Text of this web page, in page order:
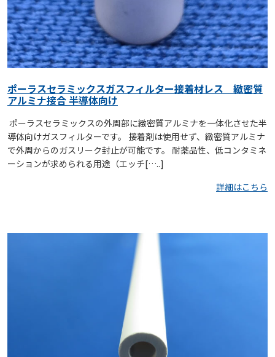
ポーラスセラミックスガスフィルター接着材レス 緻密質
アルミナ接合 半導体向け
​ ポーラスセラミックスの外周部に緻密質アルミナを一体化させた半
導体向けガスフィルターです。 接着剤は使用せず、緻密質アルミナ
で外周からのガスリーク封止が可能です。 耐薬品性、低コンタミネ
ーションが求められる用途（エッチ[…..]
詳細はこちら